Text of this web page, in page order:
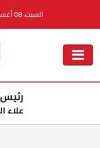
السبت، 08 أغسطس 2026
رئيس
علاء